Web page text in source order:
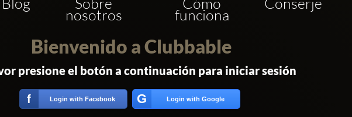
nosotros funciona
Bienvenido a Clubbable
presione el botón a continuación para iniciar sesión
f Login with Facebook G Login with Google